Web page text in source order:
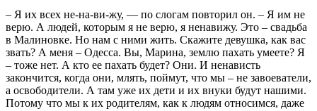
– Я их всех не-на-ви-жу, — по слогам повторил он. – Я им не
верю. А людей, которым я не верю, я ненавижу. Это – свадьба
в Малиновке. Но нам с ними жить. Скажите девушка, как вас
звать? А меня – Одесса. Вы, Марина, землю пахать умеете? Я
– тоже нет. А кто ее пахать будет? Они. И ненависть
закончится, когда они, млять, поймут, что мы – не завоеватели,
а освободители. А там уже их дети и их внуки будут нашими.
Потому что мы к их родителям, как к людям относимся, даже